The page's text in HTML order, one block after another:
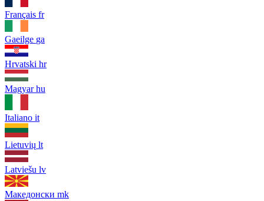
Français fr
Gaeilge ga
Hrvatski hr
Magyar hu
Italiano it
Lietuvių lt
Latviešu lv
Македонски mk